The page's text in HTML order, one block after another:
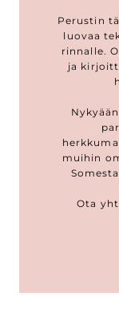
Perustin
luovaa
rinnalle.
ja
muihin
Ota